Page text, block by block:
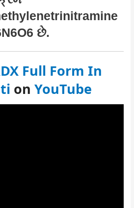
છે.
Full Form In
on YouTube